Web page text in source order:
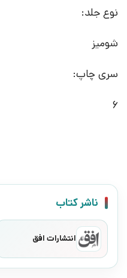
نوع جلد:
شومیز
سری چاپ:
6
ناشر کتاب
انتشارات افق